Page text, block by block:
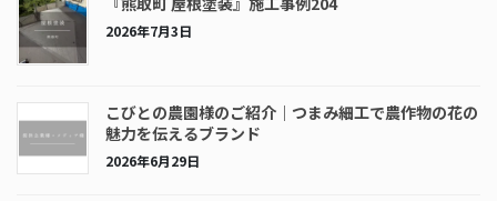
2026年7月3日
こびとの農園様のご紹介｜つまみ細工で農作物の花の
魅力を伝えるブランド
2026年6月29日